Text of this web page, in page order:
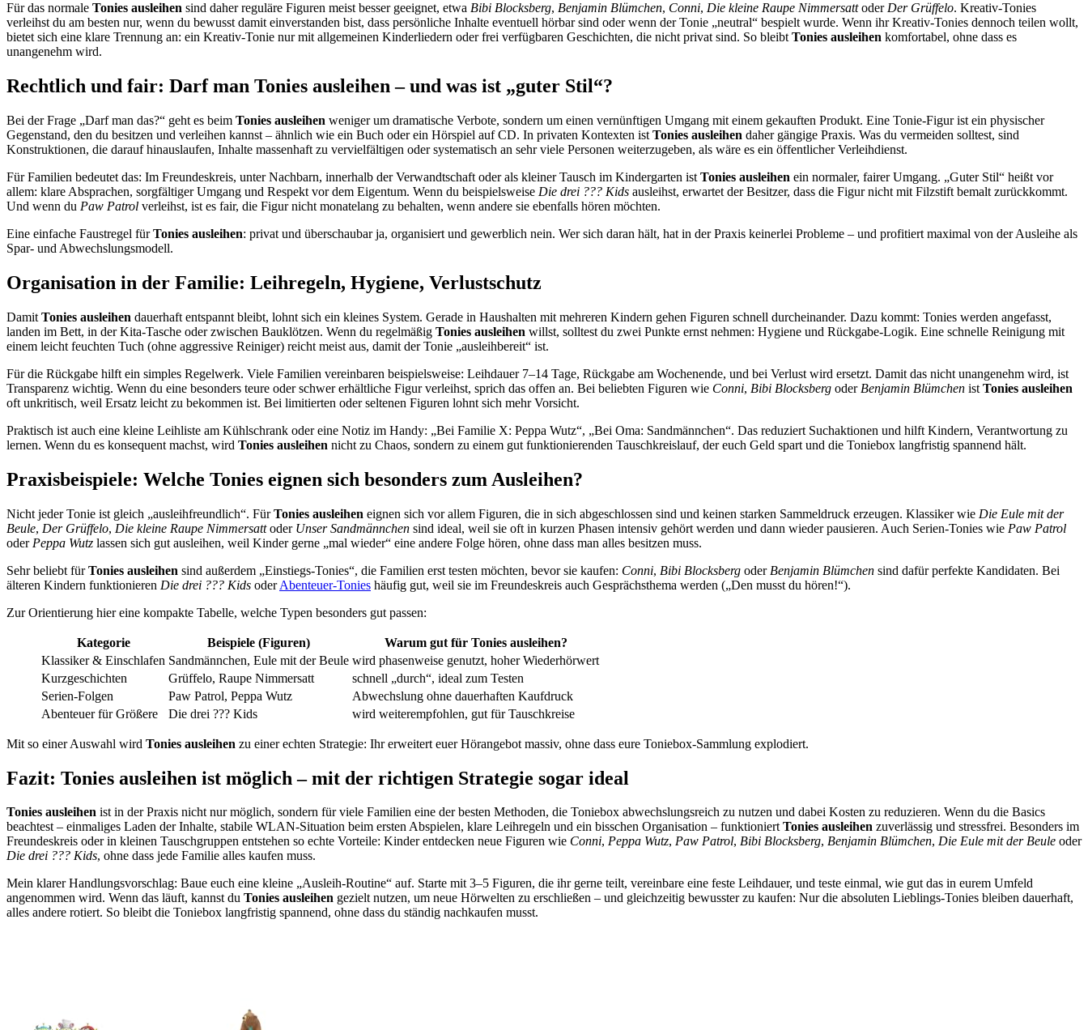
Für das normale Tonies ausleihen sind daher reguläre Figuren meist besser geeignet, etwa Bibi Blocksberg, Benjamin Blümchen, Conni, Die kleine Raupe Nimmersattoder Der Grüffelo. Kreativ-Tonies
verleihst du am besten nur, wenn du bewusst damit einverstanden bist, dass persönliche Inhalte eventuell hörbar sind oder wenn der Tonie „neutral“ bespielt wurde. Wenn ihr Kreativ-Tonies dennoch teilen wollt,
bietet sich eine klare Trennung an: ein Kreativ-Tonie nur mit allgemeinen Kinderliedern oder frei verfügbaren Geschichten, die nicht privat sind. So bleibt Tonies ausleihen komfortabel, ohne dass es
unangenehm wird.
Rechtlich und fair: Darf man Tonies ausleihen – und was ist „guter Stil“?
Bei der Frage „Darf man das?“ geht es beim Tonies ausleihen weniger um dramatische Verbote, sondern um einen vernünftigen Umgang mit einem gekauften Produkt. Eine Tonie-Figur ist ein physischer
Gegenstand, den du besitzen und verleihen kannst – ähnlich wie ein Buch oder ein Hörspiel auf CD. In privaten Kontexten ist Tonies ausleihen daher gängige Praxis. Was du vermeiden solltest, sind
Konstruktionen, die darauf hinauslaufen, Inhalte massenhaft zu vervielfältigen oder systematisch an sehr viele Personen weiterzugeben, als wäre es ein öffentlicher Verleihdienst.
Für Familien bedeutet das: Im Freundeskreis, unter Nachbarn, innerhalb der Verwandtschaft oder als kleiner Tausch im Kindergarten ist Tonies ausleihen ein normaler, fairer Umgang. „Guter Stil“ heißt vor
allem: klare Absprachen, sorgfältiger Umgang und Respekt vor dem Eigentum. Wenn du beispielsweise Die drei ??? Kids ausleihst, erwartet der Besitzer, dass die Figur nicht mit Filzstift bemalt zurückkommt.
Und wenn du Paw Patrol verleihst, ist es fair, die Figur nicht monatelang zu behalten, wenn andere sie ebenfalls hören möchten.
Eine einfache Faustregel fürTonies ausleihen: privat und überschaubar ja, organisiert und gewerblich nein. Wer sich daran hält, hat in der Praxis keinerlei Probleme – und profitiert maximal von der Ausleihe als
Spar- und Abwechslungsmodell.
Organisation in der Familie: Leihregeln, Hygiene, Verlustschutz
Damit Tonies ausleihen dauerhaft entspannt bleibt, lohnt sich ein kleines System. Gerade in Haushalten mit mehreren Kindern gehen Figuren schnell durcheinander. Dazu kommt: Tonies werden angefasst,
landen im Bett, in der Kita-Tasche oder zwischen Bauklötzen. Wenn du regelmäßig Tonies ausleihen willst, solltest du zwei Punkte ernst nehmen: Hygiene und Rückgabe-Logik. Eine schnelle Reinigung mit
einem leicht feuchten Tuch (ohne aggressive Reiniger) reicht meist aus, damit der Tonie „ausleihbereit“ ist.
Für die Rückgabe hilft ein simples Regelwerk. Viele Familien vereinbaren beispielsweise: Leihdauer 7–14 Tage, Rückgabe am Wochenende, und bei Verlust wird ersetzt. Damit das nicht unangenehm wird, ist
Transparenz wichtig. Wenn du eine besonders teure oder schwer erhältliche Figur verleihst, sprich das offen an. Bei beliebten Figuren wie Conni, Bibi Blocksberg oder Benjamin Blümchen ist Tonies ausleihen
oft unkritisch, weil Ersatz leicht zu bekommen ist. Bei limitierten oder seltenen Figuren lohnt sich mehr Vorsicht.
Praktisch ist auch eine kleine Leihliste am Kühlschrank oder eine Notiz im Handy: „Bei Familie X: Peppa Wutz“, „Bei Oma: Sandmännchen“. Das reduziert Suchaktionen und hilft Kindern, Verantwortung zu
lernen. Wenn du es konsequent machst, wird Tonies ausleihen nicht zu Chaos, sondern zu einem gut funktionierenden Tauschkreislauf, der euch Geld spart und die Toniebox langfristig spannend hält.
Praxisbeispiele: Welche Tonies eignen sich besonders zum Ausleihen?
Nicht jeder Tonie ist gleich „ausleihfreundlich“. FürTonies ausleihen eignen sich vor allem Figuren, die in sich abgeschlossen sind und keinen starken Sammeldruck erzeugen. Klassiker wie Die Eule mit der
Beule, Der Grüffelo, Die kleine Raupe Nimmersattoder Unser Sandmännchen sind ideal, weil sie oft in kurzen Phasen intensiv gehört werden und dann wieder pausieren. Auch Serien-Tonies wie Paw Patrol
oder Peppa Wutz lassen sich gut ausleihen, weil Kinder gerne „mal wieder“ eine andere Folge hören, ohne dass man alles besitzen muss.
Sehr beliebt fürTonies ausleihen sind außerdem „Einstiegs-Tonies“, die Familien erst testen möchten, bevor sie kaufen: Conni, Bibi Blocksberg oder Benjamin Blümchen sind dafür perfekte Kandidaten. Bei
älteren Kindern funktionieren Die drei ??? Kids oderAbenteuer-Tonies häufig gut, weil sie im Freundeskreis auch Gesprächsthema werden („Den musst du hören!“).
Zur Orientierung hier eine kompakte Tabelle, welche Typen besonders gut passen:
Kategorie Beispiele (Figuren)
Warum gut für Tonies ausleihen?
Klassiker & Einschlafen Sandmännchen, Eule mit der Beule wird phasenweise genutzt, hoher Wiederhörwert
Kurzgeschichten
Grüffelo, Raupe Nimmersatt
schnell „durch“, ideal zum Testen
Serien-Folgen
Paw Patrol, Peppa Wutz
Abwechslung ohne dauerhaften Kaufdruck
Abenteuer für Größere
Die drei ??? Kids wird weiterempfohlen, gut für Tauschkreise
Mit so einer Auswahl wird Tonies ausleihen zu einer echten Strategie: Ihr erweitert euer Hörangebot massiv, ohne dass eure Toniebox-Sammlung explodiert.
Fazit: Tonies ausleihen ist möglich – mit der richtigen Strategie sogar ideal
Tonies ausleihen ist in der Praxis nicht nur möglich, sondern für viele Familien eine der besten Methoden, die Toniebox abwechslungsreich zu nutzen und dabei Kosten zu reduzieren. Wenn du die Basics
beachtest – einmaliges Laden der Inhalte, stabile WLAN-Situation beim ersten Abspielen, klare Leihregeln und ein bisschen Organisation – funktioniertTonies ausleihen zuverlässig und stressfrei. Besonders im
Freundeskreis oder in kleinen Tauschgruppen entstehen so echte Vorteile: Kinder entdecken neue Figuren wie Conni, Peppa Wutz, Paw Patrol, Bibi Blocksberg, Benjamin Blümchen, Die Eule mit der Beule oder
Die drei ??? Kids, ohne dass jede Familie alles kaufen muss.
Mein klarer Handlungsvorschlag: Baue euch eine kleine „Ausleih-Routine“ auf. Starte mit 3–5 Figuren, die ihr gerne teilt, vereinbare eine feste Leihdauer, und teste einmal, wie gut das in eurem Umfeld
angenommen wird. Wenn das läuft, kannst du Tonies ausleihen gezielt nutzen, um neue Hörwelten zu erschließen – und gleichzeitig bewusster zu kaufen: Nur die absoluten Lieblings-Tonies bleiben dauerhaft,
alles andere rotiert. So bleibt die Toniebox langfristig spannend, ohne dass du ständig nachkaufen musst.